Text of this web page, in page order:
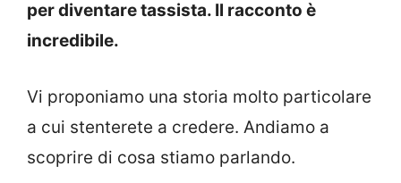
per diventare tassista. Il racconto è
incredibile.
Vi proponiamo una storia molto particolare
a cui stenterete a credere. Andiamo a
scoprire di cosa stiamo parlando.